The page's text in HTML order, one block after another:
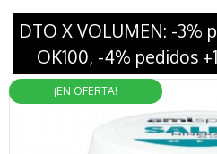
DTO X VOLUMEN: -3%
OK100, -4% pedidos
¡EN OFERTA!